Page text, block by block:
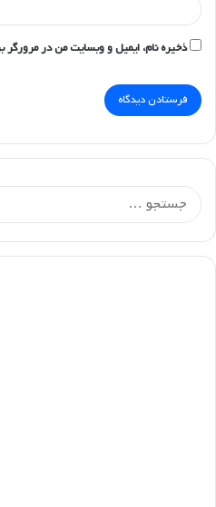
ذخیره نام، ایمیل و وبسایت من در مرورگر